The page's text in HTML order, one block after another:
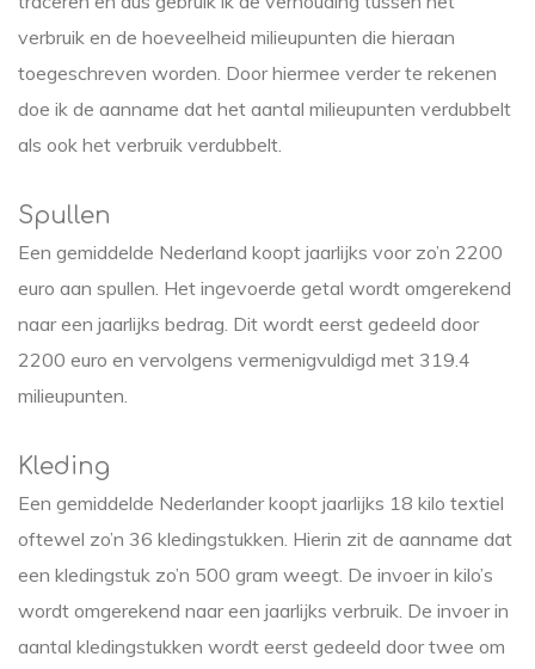
verbruik en de hoeveelheid milieupunten die hieraan
toegeschreven worden. Door hiermee verder te rekenen
doe ik de aanname dat het aantal milieupunten verdubbelt
als ook het verbruik verdubbelt.
Spullen
Een gemiddelde Nederland koopt jaarlijks voor zo’n 2200
euro aan spullen. Het ingevoerde getal wordt omgerekend
naar een jaarlijks bedrag. Dit wordt eerst gedeeld door
2200 euro en vervolgens vermenigvuldigd met 319.4
milieupunten.
Kleding
Een gemiddelde Nederlander koopt jaarlijks 18 kilo textiel
oftewel zo’n 36 kledingstukken. Hierin zit de aanname dat
een kledingstuk zo’n 500 gram weegt. De invoer in kilo’s
wordt omgerekend naar een jaarlijks verbruik. De invoer in
aantal kledingstukken wordt eerst gedeeld door twee om